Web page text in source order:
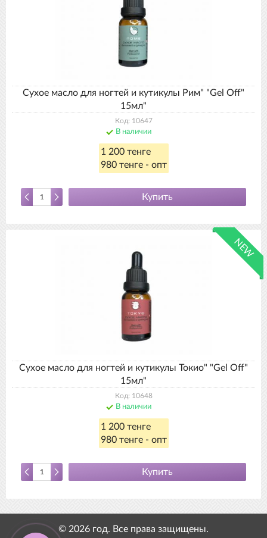
Сухое масло для ногтей и кутикулы Рим" "Gel Off"
15мл"
Код: 10647
В наличии
1 200 тенге
980 тенге - опт
Купить
NEW
Сухое масло для ногтей и кутикулы Токио" "Gel Off"
15мл"
Код: 10648
В наличии
1 200 тенге
980 тенге - опт
Купить
© 2026 год. Все права защищены.